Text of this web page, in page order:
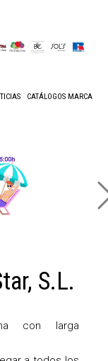
CATÁLOGOS MARCA
S.L.
con larga